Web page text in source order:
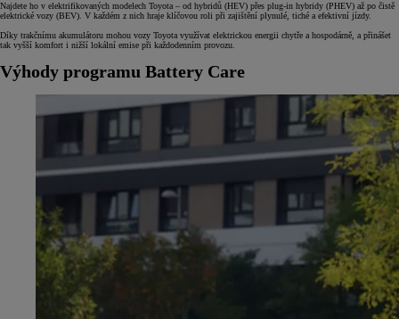
Najdete ho v elektrifikovaných modelech Toyota – od hybridů (HEV) přes plug-in hybridy (PHEV) až po čistě
elektrické vozy (BEV). V každém z nich hraje klíčovou roli při zajištění plynulé, tiché a efektivní jízdy.
Díky trakčnímu akumulátoru mohou vozy Toyota využívat elektrickou energii chytře a hospodárně, a přinášet
tak vyšší komfort i nižší lokální emise při každodenním provozu.
Výhody programu Battery Care